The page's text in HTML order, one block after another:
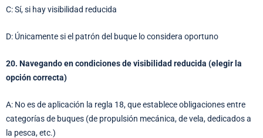
C: Sí, si hay visibilidad reducida
D: Únicamente si el patrón del buque lo considera oportuno
20. Navegando en condiciones de visibilidad reducida (elegir la
opción correcta)
A: No es de aplicación la regla 18, que establece obligaciones entre
categorías de buques (de propulsión mecánica, de vela, dedicados a
la pesca, etc.)